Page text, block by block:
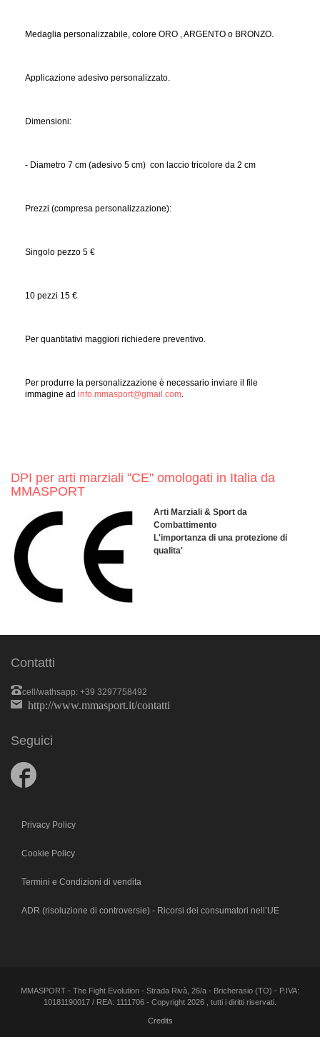
Medaglia personalizzabile, colore ORO , ARGENTO o BRONZO.
Applicazione adesivo personalizzato.
Dimensioni:
- Diametro 7 cm (adesivo 5 cm) con laccio tricolore da 2 cm
Prezzi (compresa personalizzazione):
Singolo pezzo 5 €
10 pezzi 15 €
Per quantitativi maggiori richiedere preventivo.
Per produrre la personalizzazione è necessario inviare il file
immagine ad info.mmasport@gmail.com
DPI per arti marziali "CE" omologati in Italia da
MMASPORT
Arti Marziali & Sport da
Combattimento
L'importanza di una protezione di
qualita'
Contatti
cell/wathsapp: +39 3297758492
http://www.mmasport.it/contatti
Seguici
us
Privacy Policy
Cookie Policy
Termini e Condizioni di vendita
ADR (risoluzione di controversie) - Ricorsi dei consumatori nell’UE
MMASPORT - The Fight Evolution - Strada Rivà, 26/a - Bricherasio (TO) - P.IVA:
10181190017 / REA: 1111706 - Copyright 2026 , tutti i diritti riservati.
Credits